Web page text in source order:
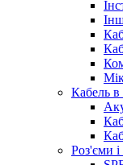
Кабель в
Роз'єми